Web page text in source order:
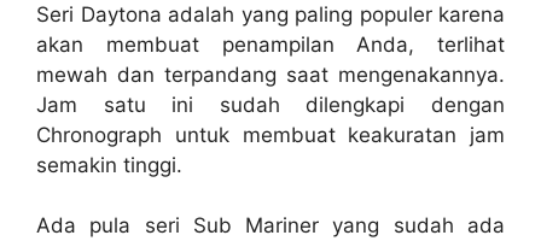
Seri Daytona adalah yang paling populer karena
akan membuat penampilan Anda, terlihat
mewah dan terpandang saat mengenakannya.
Jam satu ini sudah dilengkapi dengan
Chronograph untuk membuat keakuratan jam
semakin tinggi.
Ada pula seri Sub Mariner yang sudah ada